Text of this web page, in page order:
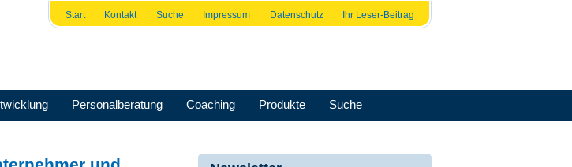
Start Kontakt Suche Impressum Datenschutz Ihr Leser-Beitrag
Personalberatung Coaching Produkte Suche